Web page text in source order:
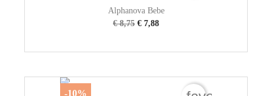
Alphanova Bebe
€ 8,75 € 7,88
-10%